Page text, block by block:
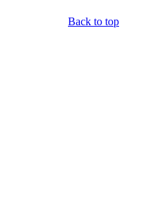
Back to top